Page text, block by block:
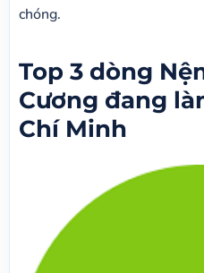
chóng.
Top 3 dòng
Cương đang
Chí Minh